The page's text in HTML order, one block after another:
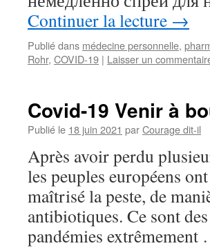
Continuer la lecture →
Publié dans médecine personnelle,
Rohr, COVID-19 | Laisser un
Covid-19 Venir à
Publié le 18 juin 2021 parCourage dit-il
Après avoir perdu
les peuples européens
maîtrisé la peste, de
antibiotiques. Ce sont
pandémies extrêmement